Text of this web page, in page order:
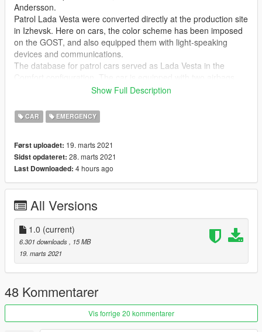
Andersson.
Patrol Lada Vesta were converted directly at the production site
in Izhevsk. Here on cars, the color scheme has been imposed
on the GOST, and also equipped them with light-speaking
devices and communications.
The database for patrol cars served as Lada Vesta in the
ESP, ABS systems, a feature of help when starting up the
conditioning.
HQ interior;
Working dashboard;
Dirt mapping;
Breakable windows;
Hands on the steering wheel;
Correct collision;
Real reflection in the mirrors;
Installation
police3.yft
police3.ytd
police3_hi.yft
>>>
update/x64/dlcpacks/patchday3ng/dlc.rpf/x64/levels/gta5/vehicl
es.rpf
Show Full Description
CAR EMERGENCY
Først uploadet: 19. marts 2021
Sidst opdateret: 28. marts 2021
Last Downloaded: 4 hours ago
All Versions
1.0 (current)
6.301 downloads, 15 MB
19. marts 2021
48 Kommentarer
Vis forrige 20 kommentarer